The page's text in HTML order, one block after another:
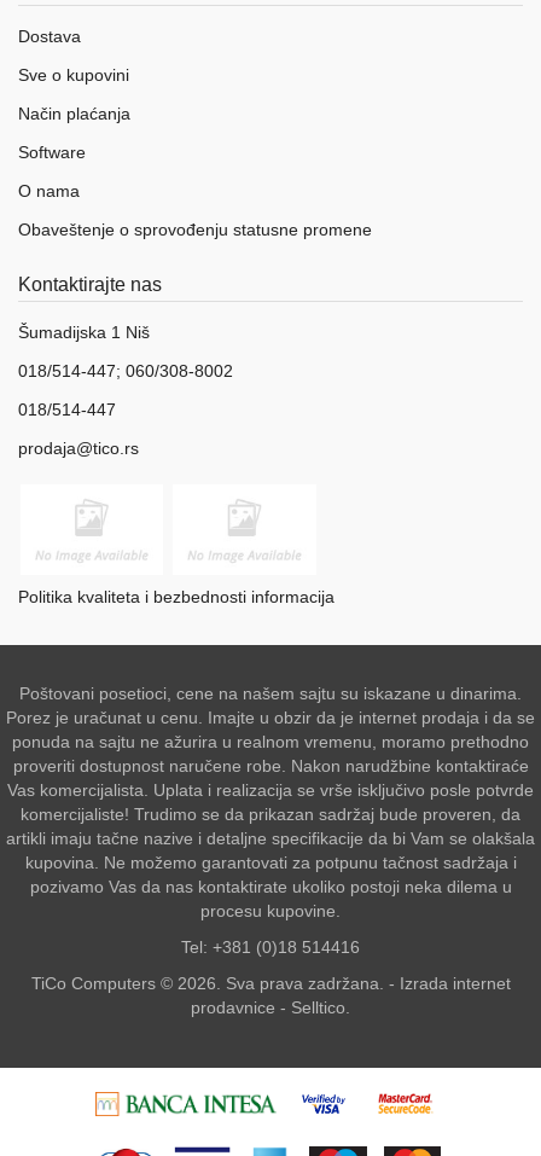
Dostava
Sve o kupovini
Način plaćanja
Software
O nama
Obaveštenje o sprovođenju statusne promene
Kontaktirajte nas
Šumadijska 1 Niš
018/514-447; 060/308-8002
018/514-447
prodaja@tico.rs
Politika kvaliteta i bezbednosti informacija
Poštovani posetioci, cene na našem sajtu su iskazane u dinarima.
Porez je uračunat u cenu. Imajte u obzir da je internet prodaja i da se
ponuda na sajtu ne ažurira u realnom vremenu, moramo prethodno
proveriti dostupnost naručene robe. Nakon narudžbine kontaktiraće
Vas komercijalista. Uplata i realizacija se vrše isključivo posle potvrde
komercijaliste! Trudimo se da prikazan sadržaj bude proveren, da
artikli imaju tačne nazive i detaljne specifikacije da bi Vam se olakšala
kupovina. Ne možemo garantovati za potpunu tačnost sadržaja i
pozivamo Vas da nas kontaktirate ukoliko postoji neka dilema u
procesu kupovine.
Tel: +381 (0)18 514416
TiCo Computers © 2026. Sva prava zadržana. - Izrada internet
prodavnice - Selltico.